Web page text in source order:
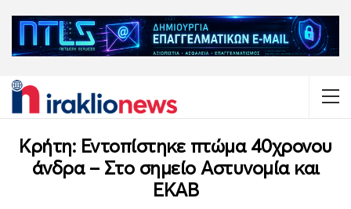
Κρήτη: Εντοπίστηκε πτώμα 40χρονου
άνδρα – Στο σημείο Αστυνομία και
ΕΚΑΒ